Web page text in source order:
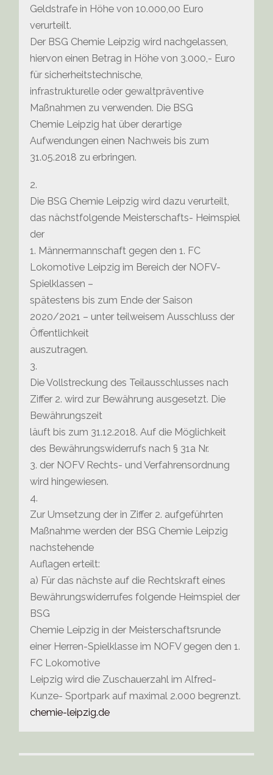
Geldstrafe in Höhe von 10.000,00 Euro
verurteilt.
Der BSG Chemie Leipzig wird nachgelassen,
hiervon einen Betrag in Höhe von 3.000,- Euro
für sicherheitstechnische,
infrastrukturelle oder gewaltpräventive
Maßnahmen zu verwenden. Die BSG
Chemie Leipzig hat über derartige
Aufwendungen einen Nachweis bis zum
31.05.2018 zu erbringen.
2.
Die BSG Chemie Leipzig wird dazu verurteilt,
das nächstfolgende Meisterschafts- Heimspiel
der
1. Männermannschaft gegen den 1. FC
Lokomotive Leipzig im Bereich der NOFV-
Spielklassen –
spätestens bis zum Ende der Saison
2020/2021 – unter teilweisem Ausschluss der
Öffentlichkeit
auszutragen.
3.
Die Vollstreckung des Teilausschlusses nach
Ziffer 2. wird zur Bewährung ausgesetzt. Die
Bewährungszeit
läuft bis zum 31.12.2018. Auf die Möglichkeit
des Bewährungswiderrufs nach § 31a Nr.
3. der NOFV Rechts- und Verfahrensordnung
wird hingewiesen.
4.
Zur Umsetzung der in Ziffer 2. aufgeführten
Maßnahme werden der BSG Chemie Leipzig
nachstehende
Auflagen erteilt:
a) Für das nächste auf die Rechtskraft eines
Bewährungswiderrufes folgende Heimspiel der
BSG
Chemie Leipzig in der Meisterschaftsrunde
einer Herren-Spielklasse im NOFV gegen den 1.
FC Lokomotive
Leipzig wird die Zuschauerzahl im Alfred-
Kunze- Sportpark auf maximal 2.000 begrenzt.
chemie-leipzig.de